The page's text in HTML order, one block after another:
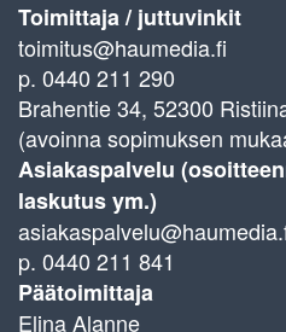
Toimittaja / juttuvinkit
toimitus@haumedia.fi
p. 0440 211 290
Brahentie 34, 52300
(avoinna sopimuksen
Asiakaspalvelu
laskutus ym.)
p. 0440 211 841
Päätoimittaja
Elina Alanne